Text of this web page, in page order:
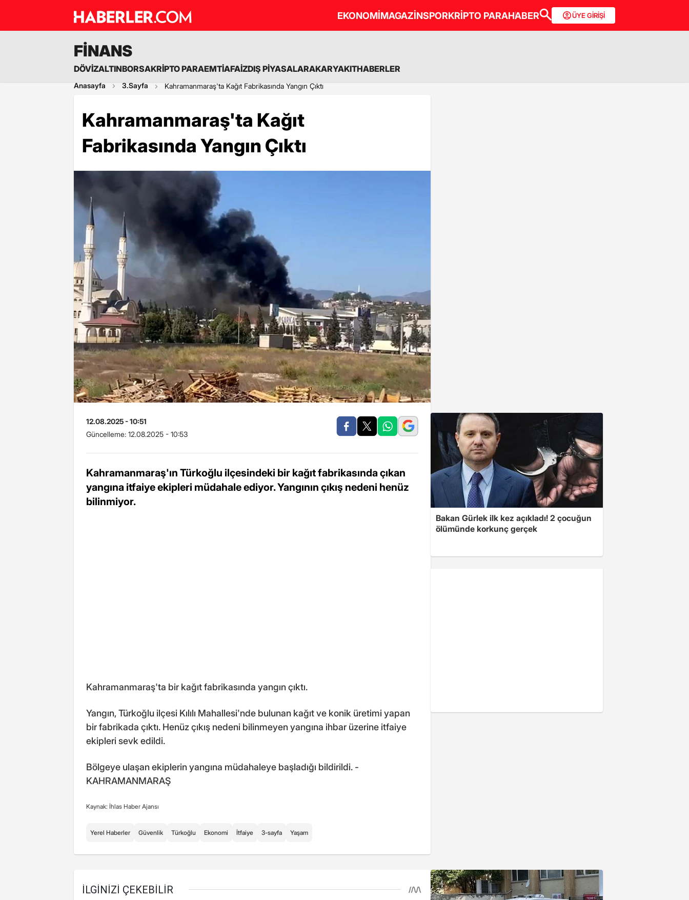
EKONOMİMAGAZİNSPORKRİPTO PARAHABER ÜYE GİRİŞİ
FİNANS
DÖVİZALTINBORSAKRİPTO PARAEMTİAFAİZDIŞ PİYASALARAKARYAKITHABERLER
Anasayfa 3.Sayfa Kahramanmaraş'ta Kağıt Fabrikasında Yangın Çıktı
Kahramanmaraş'ta Kağıt
Fabrikasında Yangın Çıktı
12.08.2025 - 10:51
Güncelleme: 12.08.2025 - 10:53
Kahramanmaraş'ın Türkoğlu ilçesindeki bir kağıt fabrikasında çıkan
yangına itfaiye ekipleri müdahale ediyor. Yangının çıkış nedeni henüz
bilinmiyor.
Kahramanmaraş'ta bir kağıt fabrikasında yangın çıktı.
Yangın, Türkoğlu ilçesi Kılılı Mahallesi'nde bulunan kağıt ve konik üretimi yapan
bir fabrikada çıktı. Henüz çıkış nedeni bilinmeyen yangına ihbar üzerine itfaiye
ekipleri sevk edildi.
Bölgeye ulaşan ekiplerin yangına müdahaleye başladığı bildirildi. -
KAHRAMANMARAŞ
Kaynak: İhlas Haber Ajansı
Yerel Haberler Güvenlik Türkoğlu Ekonomi İtfaiye 3-sayfa Yaşam
Bakan Gürlek ilk kez açıkladı! 2 çocuğun
ölümünde korkunç gerçek